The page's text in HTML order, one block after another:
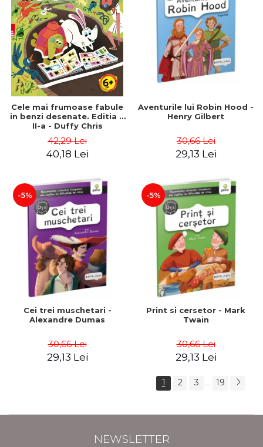
Cele mai frumoase fabule
in benzi desenate. Editia a
II-a - Duffy Chris
42,29 Lei
40,18 Lei
Aventurile lui Robin Hood -
Henry Gilbert
30,66 Lei
29,13 Lei
-5%
Cei trei muschetari -
Alexandre Dumas
30,66 Lei
29,13 Lei
-5%
Print si cersetor - Mark
Twain
30,66 Lei
29,13 Lei
1 2 3 ... 19
NEWSLETTER